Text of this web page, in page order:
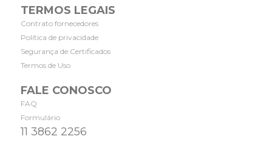
TERMOS LEGAIS
Contrato fornecedores
Política de privacidade
Segurança de Certificados
Termos de Uso
FALE CONOSCO
FAQ
Formulário
11 3862 2256